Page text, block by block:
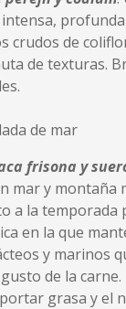
crudos de
de texturas.
frisona y
mar y montaña
a la temporada
en la que
y marinos
de la
grasa y el